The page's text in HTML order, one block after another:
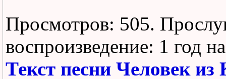
Просмотров: 505.
воспроизведение: 1 год
Текст песни Человек из